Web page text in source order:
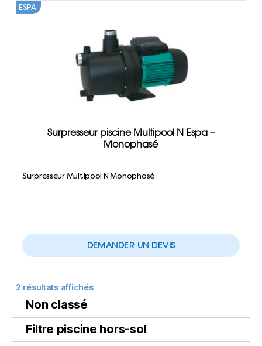
Surpresseur piscine Multipool N Espa –
Monophasé
ESPA
Surpresseur Multipool N Monophasé
DEMANDER UN DEVIS
2 résultats affichés
Non classé
Filtre piscine hors-sol